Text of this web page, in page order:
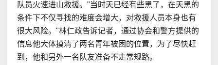
队员火速进山救援。"当时天已经有些黑了，在天黑的
条件下不仅寻找的难度会增大，对救援人员本身也有
很大风险。"林仁政告诉记者，通过协会和警方提供的
信息他大体摸清了两名青年被困的位置，为了尽快赶
到，他和另外一名队友准备不走常规路。